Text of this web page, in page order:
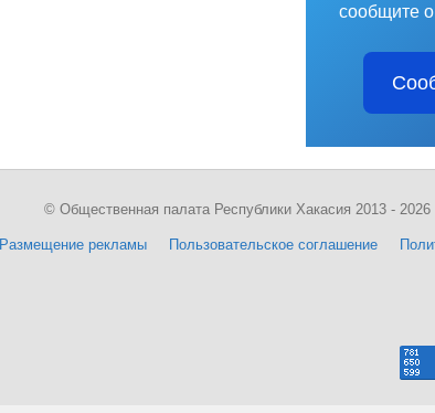
сообщите
Размещение рекламы Пользовательское соглашение
© Общественная палата Республики Хакасия 2013 - 2026